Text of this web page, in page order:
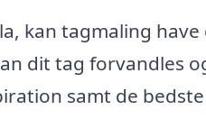
kan tagmaling
dit tag forvandles
samt de